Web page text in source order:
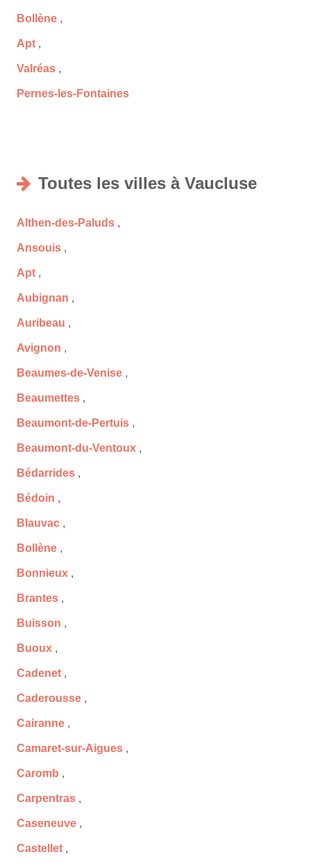
Bollène ,
Apt ,
Valréas ,
Pernes-les-Fontaines
Toutes les villes à Vaucluse
Althen-des-Paluds ,
Ansouis ,
Apt ,
Aubignan ,
Auribeau ,
Avignon ,
Beaumes-de-Venise ,
Beaumettes ,
Beaumont-de-Pertuis ,
Beaumont-du-Ventoux ,
Bédarrides ,
Bédoin ,
Blauvac ,
Bollène ,
Bonnieux ,
Brantes ,
Buisson ,
Buoux ,
Cadenet ,
Caderousse ,
Cairanne ,
Camaret-sur-Aigues ,
Caromb ,
Carpentras ,
Caseneuve ,
Castellet ,